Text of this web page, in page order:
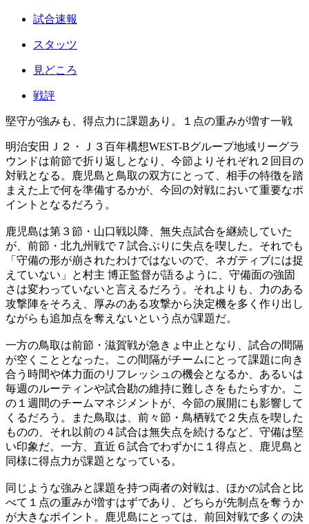
試合速報
スタッツ
見どころ
戦評
堅守が強みも、得点力に課題あり。１点の重みが増す一戦
明治安田Ｊ２・Ｊ３百年構想WEST-Bグループ地域リーグラ
ウンドは前節で折り返しとなり、今節よりそれぞれ２回目の
対戦となる。鹿児島と鳥取の双方にとって、相手の特徴を踏
まえた上で何を準備するかが、今回の対戦において重要なポ
イントとなるだろう。
鹿児島は第３節・山口戦以降、無失点試合を継続していた
が、前節・北九州戦で７試合ぶりに失点を喫した。それでも
「守備の形が崩されたわけではないので、ネガティブには捉
えていない」と村主 博正監督が語るように、守備面の強固
さは変わっていないと言えるだろう。それよりも、力のある
攻撃陣をそろえ、厚みのある攻撃から決定機を多く作り出し
ながらも追加点を奪えないという点が課題だ。
一方の鳥取は前節・滋賀戦が急きょ中止となり、試合の間隔
が空くこととなった。この間隔がチームにとって課題に向き
合う時間や体力面のリフレッシュの機会となるか、あるいは
毎週のルーティンや試合勘の維持に難しさをもたらすか。こ
の１週間のチームマネジメントが、今節の展開にも影響して
くるだろう。また鳥取は、前々節・鳥栖戦で２失点を喫した
ものの、それ以前の４試合は無失点を続けるなど、守備は堅
い印象だ。一方、直近６試合でわずかに１得点と、鹿児島と
同様に得点力が課題となっている。
同じような強みと課題を持つ両者の対戦は、ほかの試合と比
べて１点の重みが増すはずであり、どちらが先制点を奪うか
が大きなポイント。鹿児島にとっては、前回対戦で多くの決